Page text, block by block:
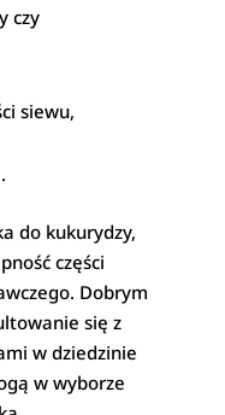
czy
siewu,
do kukurydzy,
części
Dobrym
się z
w dziedzinie
w wyborze